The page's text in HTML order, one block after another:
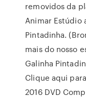
removidos da
Animar Estúdio
Pintadinha.
mais do nosso
Galinha
Clique aqui
2016 DVD